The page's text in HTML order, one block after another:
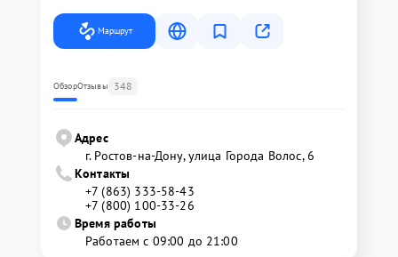
Маршрут
ОбзорОтзывы 348
Адрес
г. Ростов-на-Дону, улица Города Волос, 6
Контакты
+7 (863) 333-58-43
+7 (800) 100-33-26
Время работы
Работаем с 09:00 до 21:00